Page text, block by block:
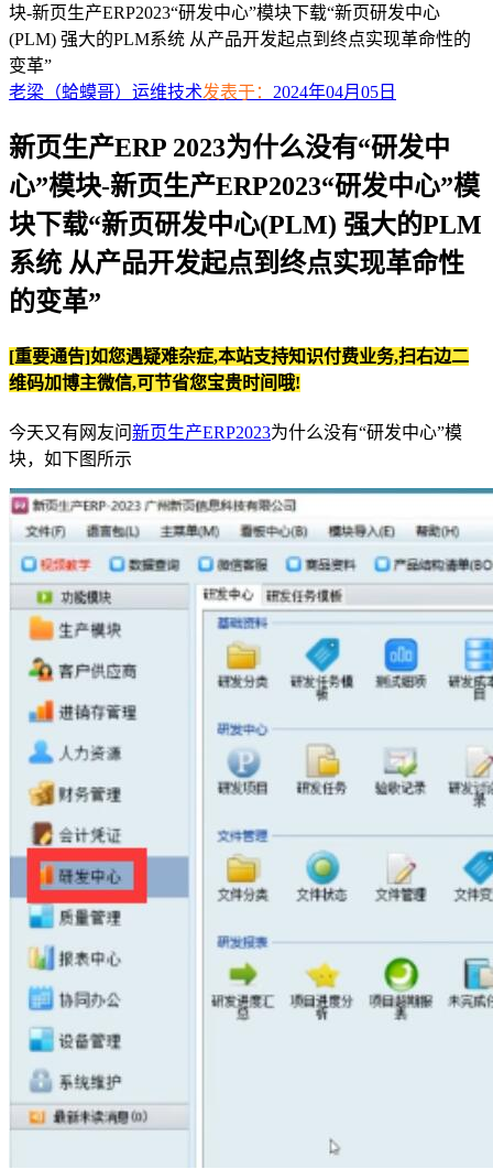
块-新页生产ERP2023“研发中心”模块下载“新页研发中心
(PLM) 强大的PLM系统 从产品开发起点到终点实现革命性的
变革”
老梁（蛤蟆哥） 运维技术发表于： 2024年04月05日
新页生产ERP 2023为什么没有“研发中
心”模块-新页生产ERP2023“研发中心”模
块下载“新页研发中心(PLM) 强大的PLM
系统 从产品开发起点到终点实现革命性
的变革”
[重要通告]如您遇疑难杂症,本站支持知识付费业务,扫右边二
维码加博主微信,可节省您宝贵时间哦!
今天又有网友问新页生产ERP2023为什么没有“研发中心”模
块，如下图所示